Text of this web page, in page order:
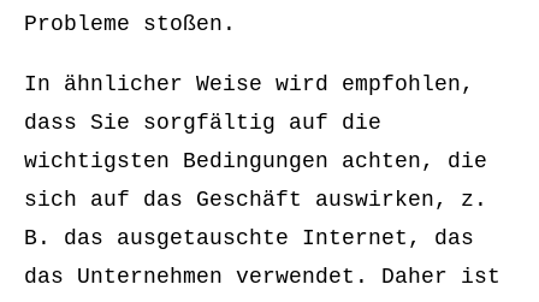
Probleme stoßen.
In ähnlicher Weise wird empfohlen,
dass Sie sorgfältig auf die
wichtigsten Bedingungen achten, die
sich auf das Geschäft auswirken, z.
B. das ausgetauschte Internet, das
das Unternehmen verwendet. Daher ist